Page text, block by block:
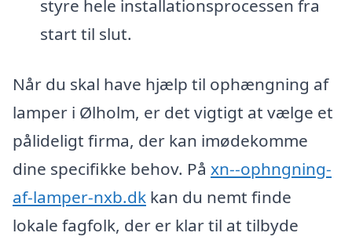
styre hele installationsprocessen fra
start til slut.
Når du skal have hjælp til ophængning af
lamper i Ølholm, er det vigtigt at vælge et
pålideligt firma, der kan imødekomme
dine specifikke behov. På xn--ophngning-
af-lamper-nxb.dk kan du nemt finde
lokale fagfolk, der er klar til at tilbyde